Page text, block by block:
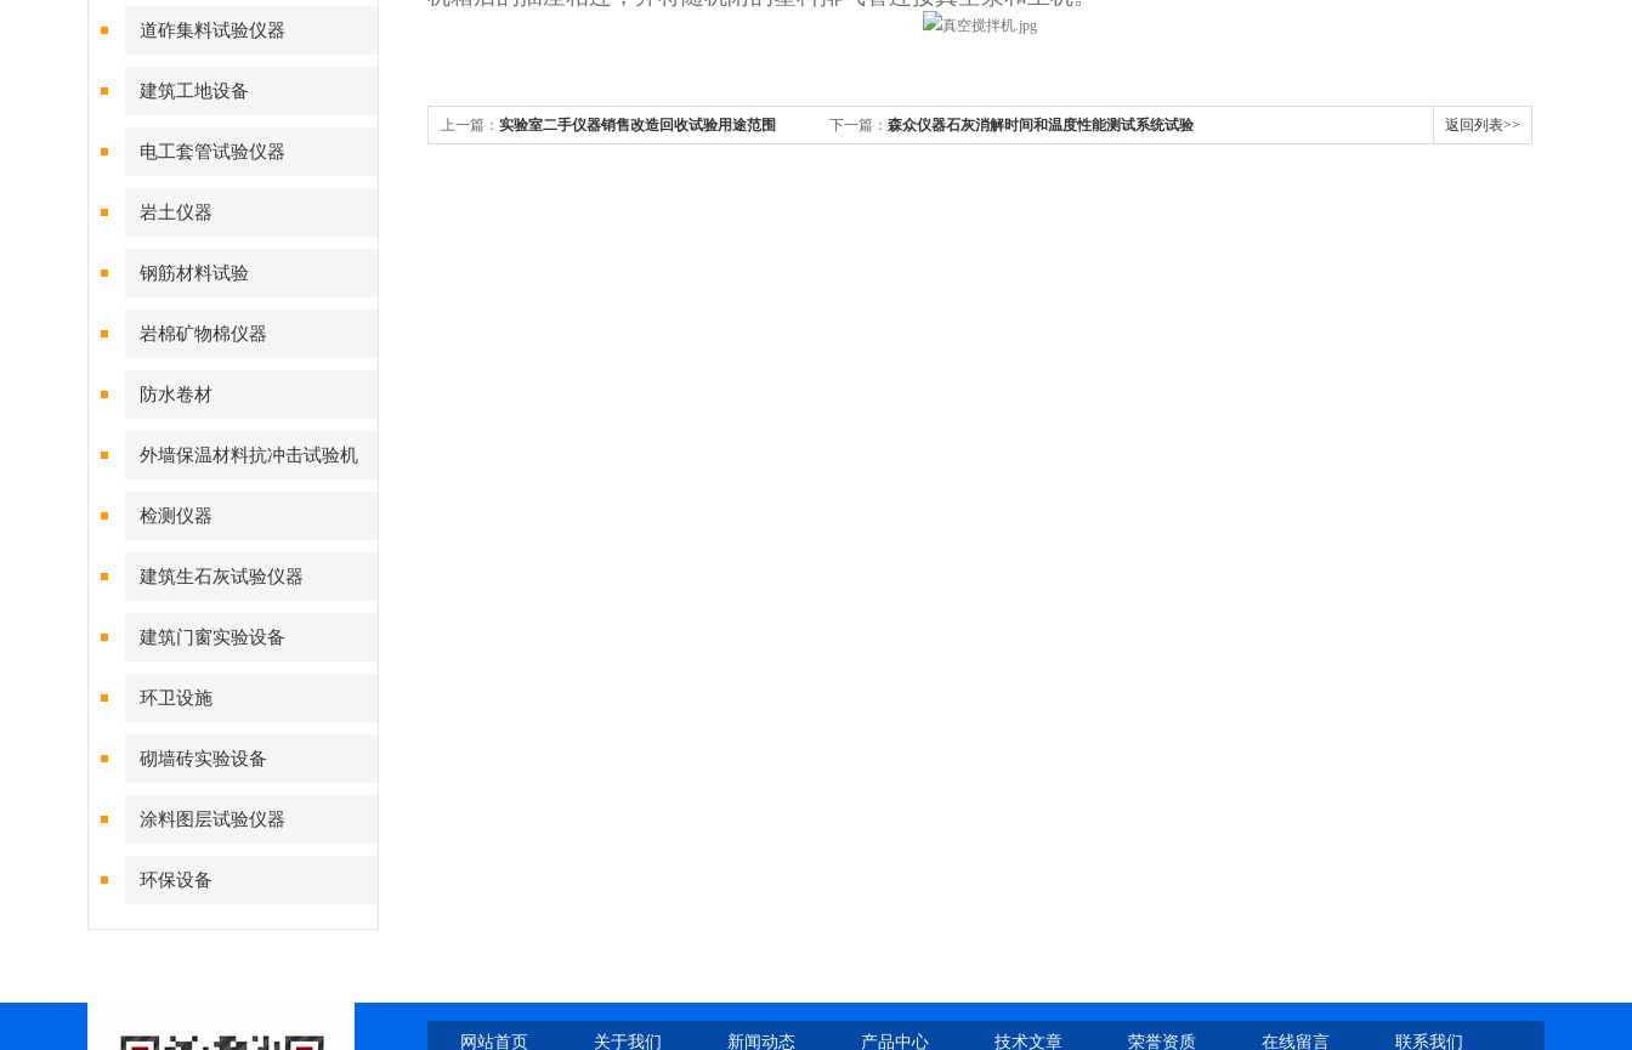
道砟集料试验仪器
建筑工地设备
电工套管试验仪器
岩土仪器
钢筋材料试验
岩棉矿物棉仪器
防水卷材
外墙保温材料抗冲击试验机
检测仪器
建筑生石灰试验仪器
建筑门窗实验设备
环卫设施
砌墙砖实验设备
涂料图层试验仪器
环保设备
上一篇： 实验室二手仪器销售改造回收试验用途范围 下一篇： 森众仪器石灰消解时间和温度性能测试系统试验 返回列表>>
网站首页 关于我们 新闻动态 产品中心 技术文章 荣誉资质 在线留言 联系我们